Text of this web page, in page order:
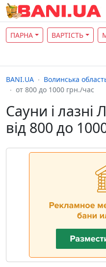
ПАРНА ВАРТІСТЬ
BANI.UA Волинська
от 800 до 1000 грн./час
Сауни і лазні
від 800 до